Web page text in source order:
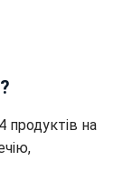
продуктів на